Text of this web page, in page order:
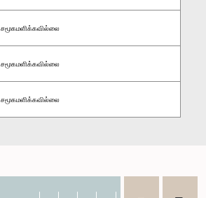
சமூகமளிக்கவில்லை
சமூகமளிக்கவில்லை
சமூகமளிக்கவில்லை